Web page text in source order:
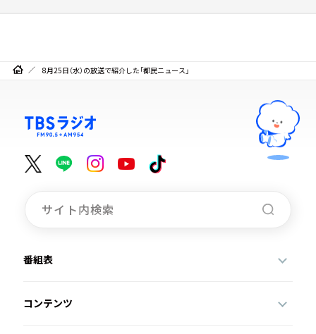
8月25日（水）の放送で紹介した「都民ニュース」
番組表
コンテンツ